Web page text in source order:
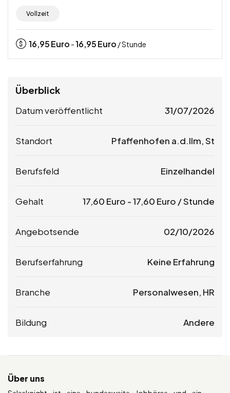
Vollzeit
16,95Euro -16,95Euro / Stunde
Überblick
Datum veröffentlicht 31/07/2026
Standort Pfaffenhofen a.d.Ilm, St
Berufsfeld Einzelhandel
Gehalt 17,60 Euro -17,60 Euro / Stunde
Angebotsende 02/10/2026
Berufserfahrung Keine Erfahrung
Branche Personalwesen, HR
Bildung Andere
Über uns